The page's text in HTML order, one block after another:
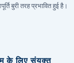
बुरी तरह प्रभावित हुई है।
के लिए संयुक्त